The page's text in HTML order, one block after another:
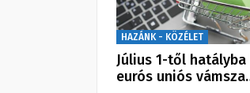
HAZÁNK - KÖZÉLET
Július 1-től hatályba
eurós uniós